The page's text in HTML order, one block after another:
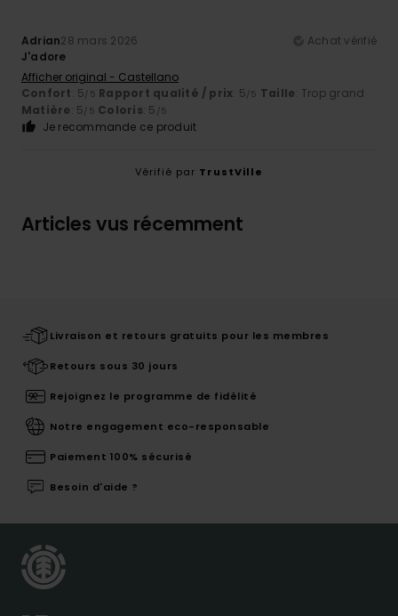
Adrian28 mars 2026
Achat vérifié
J'adore
Afficher original - Castellano
Confort: 5/5 Rapport qualité / prix: 5/5 Taille: Trop grand
Matière: 5/5 Coloris: 5 /5
Je recommande ce produit
Vérifié par TrustVille
Articles vus récemment
Livraison et retours gratuits pour les membres
Retours sous 30 jours
Rejoignez le programme de fidélité
Notre engagement eco-responsable
Paiement 100% sécurisé
Besoin d'aide ?